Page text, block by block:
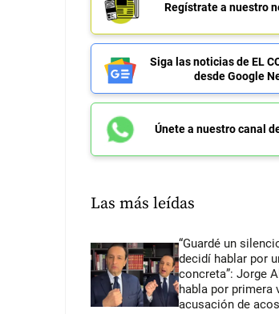
Regístrate a nuestro
Siga las noticias de EL
desde Google
Únete a nuestro canal
Las más leídas
“Guardé un
decidí hablar por
concreta”: Jorge
habla por primera
acusación de